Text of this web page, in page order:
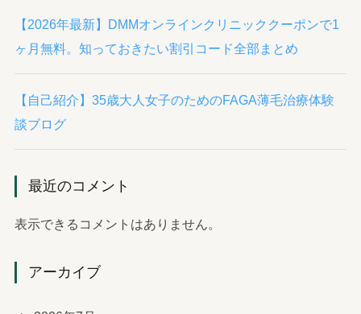
【2026年最新】DMMオンラインクリニッククーポンで1
ヶ月無料。知っておきたい割引コード全部まとめ
【自己紹介】35歳大人女子のためのFAGA薄毛治療体験
談ブログ
最近のコメント
表示できるコメントはありません。
アーカイブ